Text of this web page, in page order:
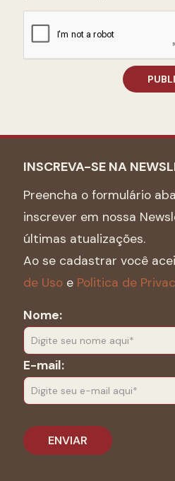
INSCREVA-SE NA
Preencha o formulário
inscrever em nossa
últimas atualizações.
Ao se cadastrar você
de Uso e Politica de
Nome:
E-mail: